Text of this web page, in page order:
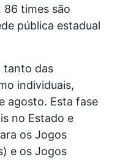
86 times são
pública estadual
tanto das
individuais,
agosto. Esta fase
no Estado e
os Jogos
e os Jogos